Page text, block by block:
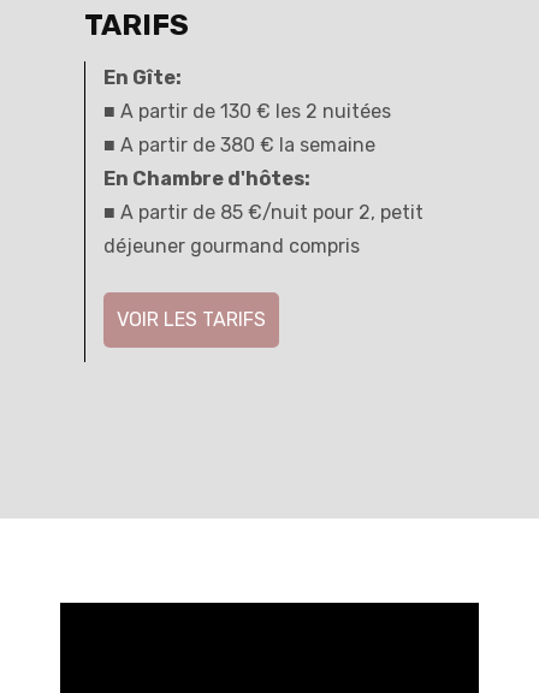
TARIFS
En Gîte:
■ A partir de 130 € les 2 nuitées
■ A partir de 380 € la semaine
En Chambre d'hôtes:
■ A partir de 85 €/nuit pour 2, petit
déjeuner gourmand compris
VOIR LES TARIFS